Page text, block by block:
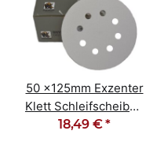
50 x125mm Exzenter
Klett Schleifscheiben
8 Loch Korn 240
18,49 €*